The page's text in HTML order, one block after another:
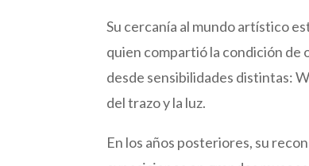
Su cercanía al mundo artístico
quien compartió la condición de
desde sensibilidades distintas:
del trazo y la luz.
En los años posteriores, su